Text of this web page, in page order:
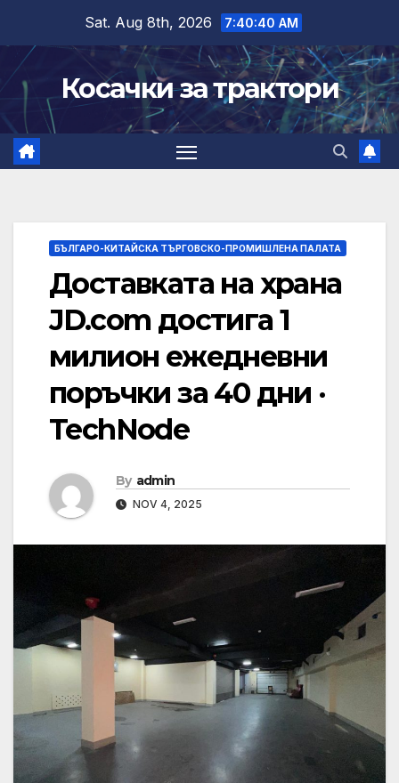
content
Sat. Aug 8th, 2026 7:40:41 AM
Косачки за трактори
БЪЛГАРО-КИТАЙСКА ТЪРГОВСКО-ПРОМИШЛЕНА ПАЛАТА
Доставката на храна
JD.com достига 1
милион ежедневни
поръчки за 40 дни ·
TechNode
By admin
NOV 4, 2025